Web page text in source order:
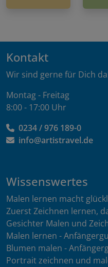
Kontakt
Wir sind gerne für Dich
Montag - Freitag
8:00 - 17:00 Uhr
0234 / 976 189-0
info@artistravel.de
Wissenswertes
Malen lernen macht
Zuerst Zeichnen lernen,
Gesichter Malen und
Malen lernen -
Blumen malen -
Portrait zeichnen und